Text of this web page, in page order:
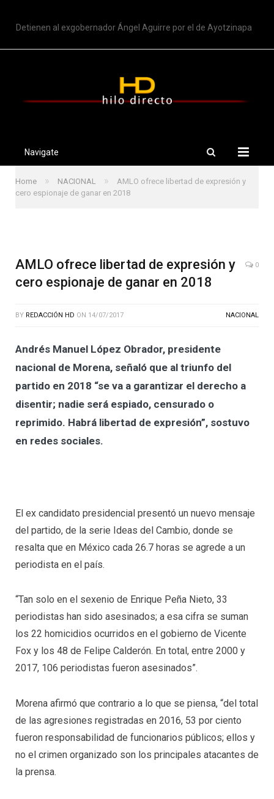
Detienen al exgobernador Ángel Aguirre por el de Ayotzinapa
Navigate
Home » NACIONAL »
AMLO ofrece libertad de expresión y
cero espionaje de ganar en 2018
AMLO ofrece libertad de expresión y
cero espionaje de ganar en 2018
0
BY REDACCIÓN HD ON 14/07/2017 NACIONAL
Andrés Manuel López Obrador, presidente
nacional de Morena, señaló que al triunfo del
partido en 2018 “se va a garantizar el derecho a
disentir; nadie será espiado, censurado o
reprimido. Habrá libertad de expresión”, sostuvo
en redes sociales.
El ex candidato presidencial presentó un nuevo mensaje
del partido, de la serie Ideas del Cambio, donde se
resalta que en México cada 26.7 horas se agrede a un
periodista en el país.
“Tan solo en el sexenio de Enrique Peña Nieto, 33
periodistas han sido asesinados; a esa cifra se suman
los 22 homicidios ocurridos en el gobierno de Vicente
Fox y los 48 de Felipe Calderón. En total, entre 2000 y
2017, 106 periodistas fueron asesinados”.
Morena afirmó que contrario a lo que se piensa, “del total
de las agresiones registradas en 2016, 53 por ciento
fueron responsabilidad de funcionarios públicos; ellos y
no el crimen organizado son los principales atacantes de
la prensa.